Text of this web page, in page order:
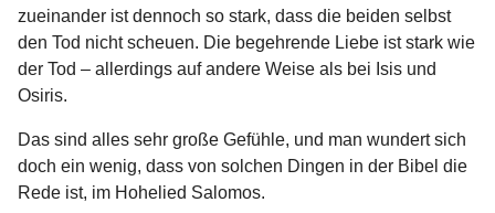
zueinander ist dennoch so stark, dass die beiden selbst
den Tod nicht scheuen. Die begehrende Liebe ist stark wie
der Tod – allerdings auf andere Weise als bei Isis und
Osiris.
Das sind alles sehr große Gefühle, und man wundert sich
doch ein wenig, dass von solchen Dingen in der Bibel die
Rede ist, im Hohelied Salomos.